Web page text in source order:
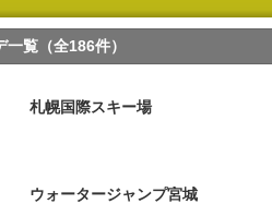
覧（全186件）
札幌国際スキー場
ウォータージャンプ宮城